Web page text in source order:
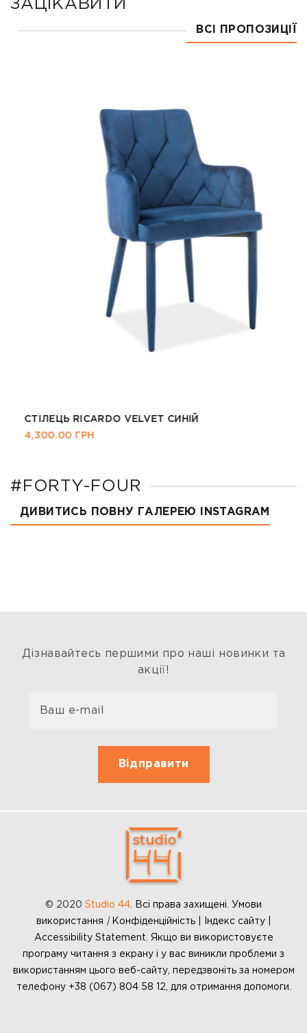
ЗАЦІКАВИТИ
ВСІ ПРОПОЗИЦІЇ
СТІЛЕЦЬ RICARDO VELVET СИНІЙ
4,300.00ГРН
#FORTY-FOUR
ДИВИТИСЬ ПОВНУ ГАЛЕРЕЮ INSTAGRAM
Дізнавайтесь першими про наші новинки та
акції!
© 2020 Studio 44
Всі права захищені. Умови
використання | Конфіденційність | Індекс сайту |
Accessibility Statement. Якщо ви використовуєте
програму читання з екрану і у вас виникли проблеми з
використанням цього веб-сайту, передзвоніть за номером
телефону +38 (067) 804 58 12, для отримання допомоги.